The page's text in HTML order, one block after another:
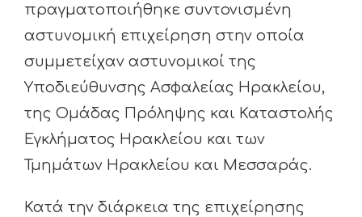
πραγματοποιήθηκε συντονισμένη
αστυνομική επιχείρηση στην οποία
συμμετείχαν αστυνομικοί της
Υποδιεύθυνσης Ασφαλείας Ηρακλείου,
της Ομάδας Πρόληψης και Καταστολής
Εγκλήματος Ηρακλείου και των
Τμημάτων Ηρακλείου και Μεσσαράς.
Κατά την διάρκεια της επιχείρησης